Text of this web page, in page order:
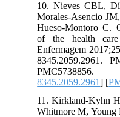
10. Nieves CBL,
Morales-Asencio
Hueso-Montoro C.
of the health
Enfermagem
8345.2059.2961.
8345.2059.2961] [
11. Kirkland-Kyhn
Whitmore M,